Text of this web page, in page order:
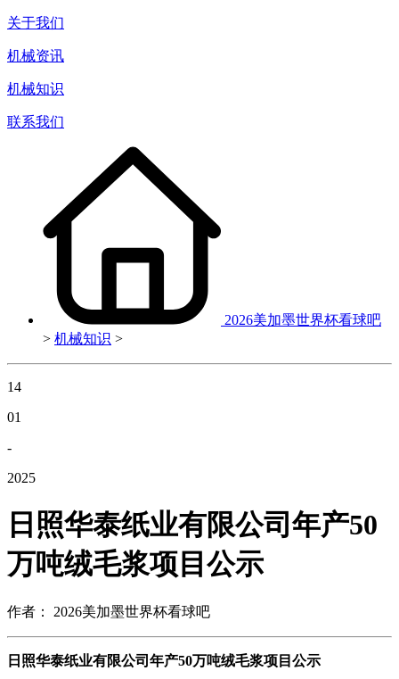
关于我们
机械资讯
机械知识
联系我们
2026美加墨世界杯看球吧
> 机械知识 >
14
01
-
2025
日照华泰纸业有限公司年产50
万吨绒毛浆项目公示
作者： 2026美加墨世界杯看球吧
日照华泰纸业有限公司年产50万吨绒毛浆项目公示